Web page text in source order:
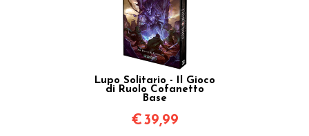
Lupo Solitario - Il Gioco
di Ruolo Cofanetto
Base
€39,99